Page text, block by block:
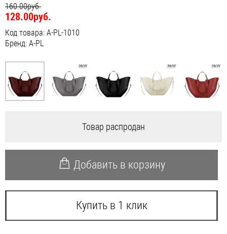
160.00руб.
128.00руб.
Код товара: A-PL-1010
Бренд: A-PL
Товар распродан
Добавить в корзину
Купить в 1 клик